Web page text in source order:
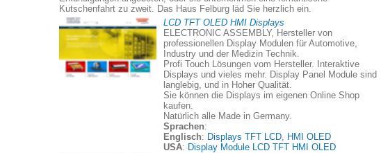
Kutschenfahrt zu zweit. Das Haus Felburg läd Sie herzlich ein.
LCD TFT OLED HMI Displays
ELECTRONIC ASSEMBLY, Hersteller von
professionellen Display Modulen für Automotive,
Industry und der Medizin Technik.
Profi Touch Lösungen vom Hersteller. Interaktive
Displays und vieles mehr. Display Panel Module sind
langlebig, und in Hoher Qualität.
Sie können die Displays im eigenen Online Shop
kaufen.
Natürlich alle Made in Germany.
Sprachen:
Englisch: Displays TFT LCD, HMI OLED
USA: Display Module LCD TFT HMI OLED